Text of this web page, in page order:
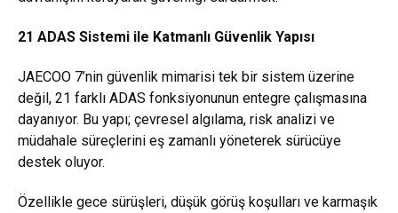
21 ADAS Sistemi ile Katmanlı Güvenlik Yapısı
JAECOO 7’nin güvenlik mimarisi tek bir sistem üzerine
değil, 21 farklı ADAS fonksiyonunun entegre çalışmasına
dayanıyor. Bu yapı; çevresel algılama, risk analizi ve
müdahale süreçlerini eş zamanlı yöneterek sürücüye
destek oluyor.
Özellikle gece sürüşleri, düşük görüş koşulları ve karmaşık